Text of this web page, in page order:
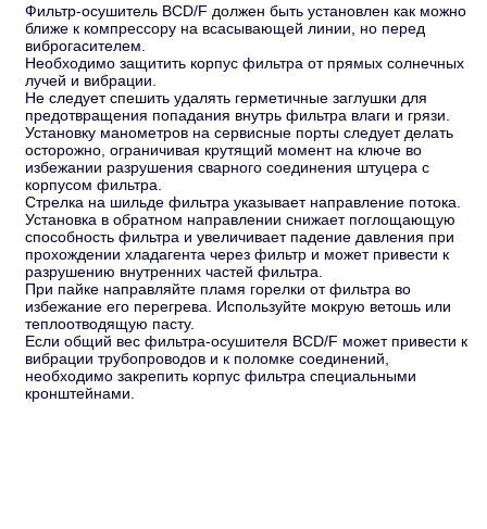
Фильтр-осушитель BCD/F должен быть установлен как можно
ближе к компрессору на всасывающей линии, но перед
виброгасителем.
Необходимо защитить корпус фильтра от прямых солнечных
лучей и вибрации.
Не следует спешить удалять герметичные заглушки для
предотвращения попадания внутрь фильтра влаги и грязи.
Установку манометров на сервисные порты следует делать
осторожно, ограничивая крутящий момент на ключе во
избежании разрушения сварного соединения штуцера с
корпусом фильтра.
Стрелка на шильде фильтра указывает направление потока.
Установка в обратном направлении снижает поглощающую
способность фильтра и увеличивает падение давления при
прохождении хладагента через фильтр и может привести к
разрушению внутренних частей фильтра.
При пайке направляйте пламя горелки от фильтра во
избежание его перегрева. Используйте мокрую ветошь или
теплоотводящую пасту.
Если общий вес фильтра-осушителя BCD/F может привести к
вибрации трубопроводов и к поломке соединений,
необходимо закрепить корпус фильтра специальными
кронштейнами.